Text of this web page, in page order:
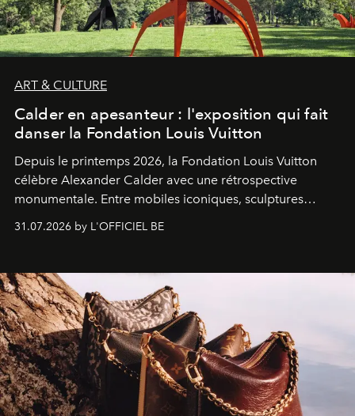
ART & CULTURE
Calder en apesanteur : l'exposition qui fait
danser la Fondation Louis Vuitton
Depuis le printemps 2026, la Fondation Louis Vuitton
célèbre Alexander Calder avec une rétrospective
monumentale. Entre mobiles iconiques, sculptures
monumentales et poésie du mouvement, l'artiste
américain investit les espaces imaginés par Frank Gehry
sculpture.
31.07.2026 by L'OFFICIEL BE